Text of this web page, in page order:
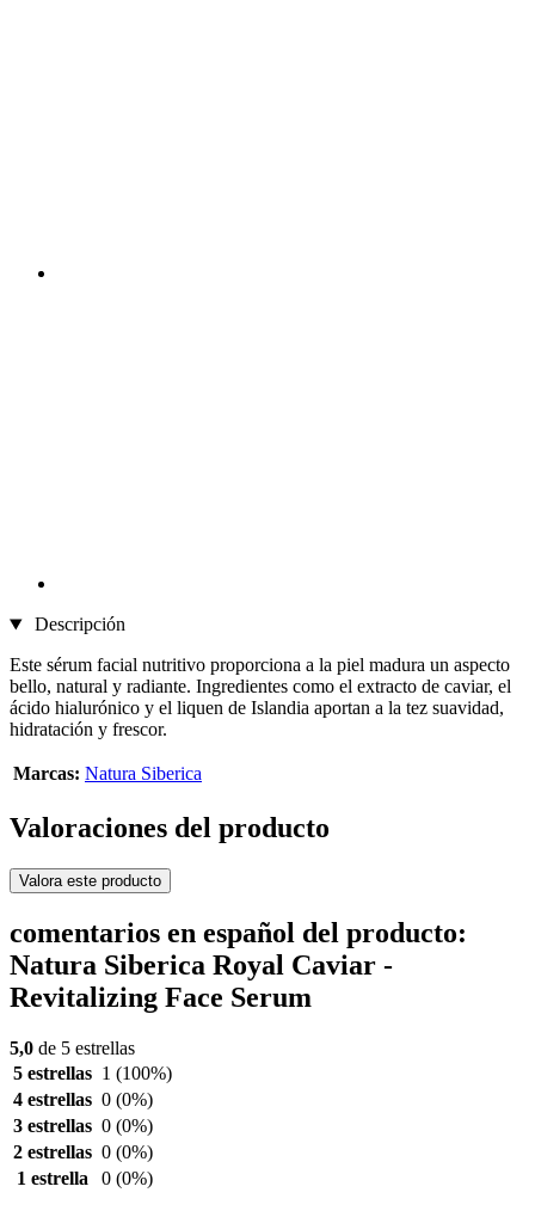
Descripción
Este sérum facial nutritivo proporciona a la piel madura un aspecto
bello, natural y radiante. Ingredientes como el extracto de caviar, el
ácido hialurónico y el liquen de Islandia aportan a la tez suavidad,
hidratación y frescor.
Marcas: Natura Siberica
Valoraciones del producto
Valora este producto
comentarios en español del producto:
Natura Siberica Royal Caviar -
Revitalizing Face Serum
5,0 de 5 estrellas
5 estrellas 1 (100%)
4 estrellas 0 (0%)
3 estrellas 0 (0%)
2 estrellas 0 (0%)
1 estrella
0 (0%)